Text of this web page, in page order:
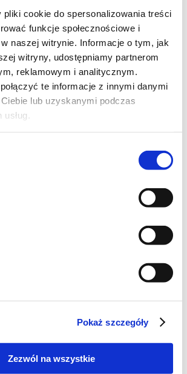
cookie do spersonalizowania treści
funkcje społecznościowe i
naszej witrynie. Informacje o tym, jak
witryny, udostępniamy partnerom
reklamowym i analitycznym.
te informacje z innymi danymi
lub uzyskanymi podczas
Pokaż szczegóły
Zezwól na wszystkie
wyłożyć papierem do
małe kawałki ciasta i
Delikatnie spłaszczyć i